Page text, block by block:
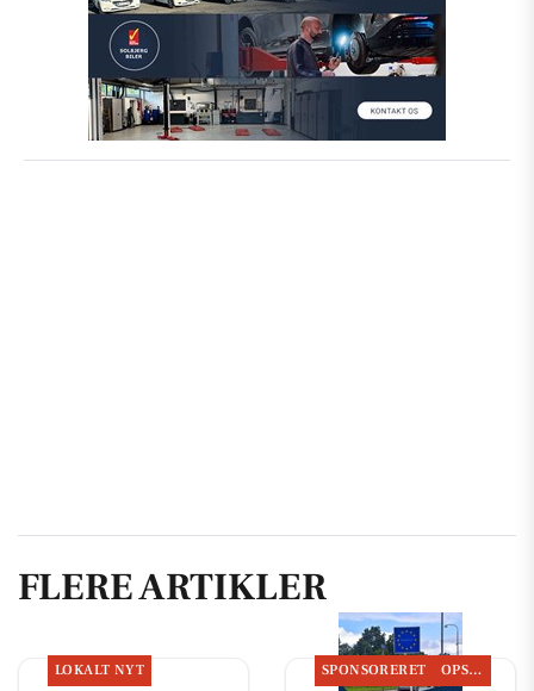
FLERE ARTIKLER
LOKALT NYT SPONSORERET OPSLAGSTAVLEN